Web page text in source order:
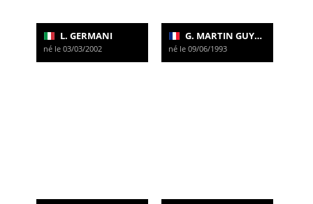
L. GERMANI
né le 03/03/2002
G. MARTIN GUYONNET
né le 09/06/1993